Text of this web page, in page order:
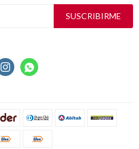
 
SUSCRIBIRME